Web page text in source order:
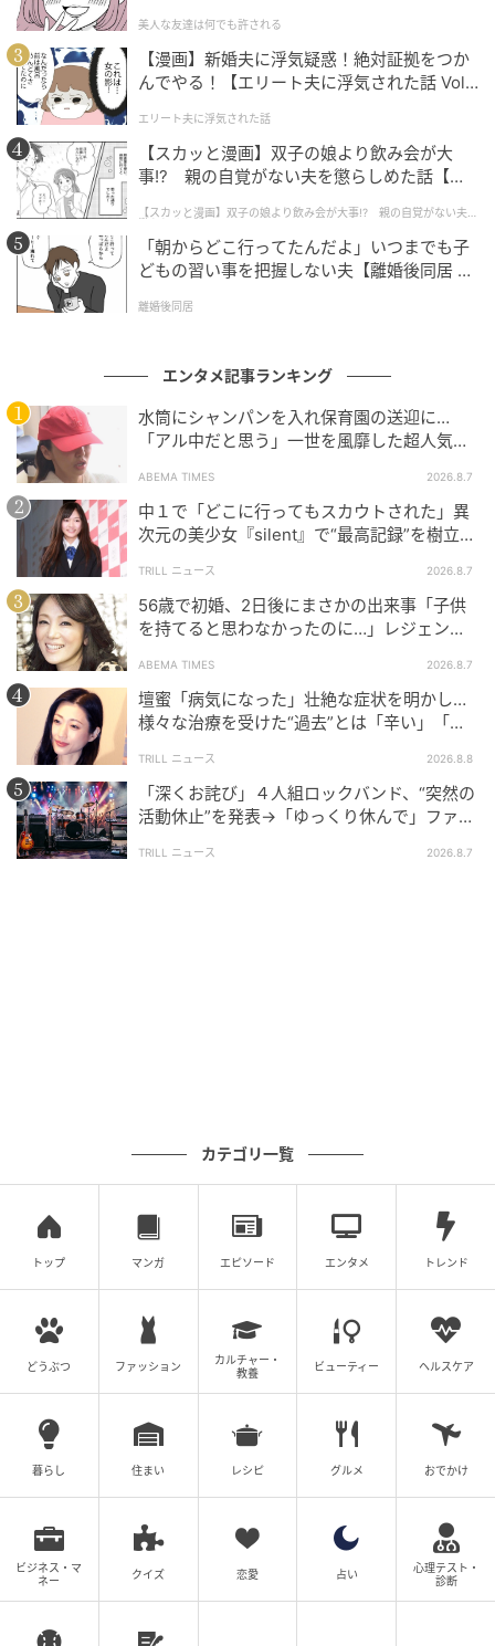
ゾンビ映画の新たなパラダイム、そしてマ・
ドンソク躍進の記念碑的傑作
「ゾンビ映画のパラダイムシフト」「泣けるゾンビ映
画」と絶賛され、韓国ゾンビ映画の金字塔として世界
中で熱狂を巻き起こした『新感染』。
時速300kmで爆走する列車内という極限状態で描かれ
る、圧倒的なスピード感と濃密な人間ドラマは、日本
異例の大ヒットを記録しました。
また本作は、
が、強靭な腕力と優しさあふれるキャラクターで、一
躍ブレイクを果たすきっかけとなった記念碑的作品で
す。
「完璧！ハラハラしっぱなし！傑作！その目で確かめ
て！」
ギレルモ・デル・トロ（映画監督 / 『シェイプ・オ
ブ・ウォーター』ほか）
「マジ、オススメ！絶対見るべき！」
ザ・デッド』ほか）
イーライ・ロス（映画監督 / 『グリーン・インフェル
ノ』ほか）
「史上最高！素晴らしい!!」
美人な友達は何でも許される
【漫画】新婚夫に浮気疑惑！絶対証拠をつか
んでやる！【エリート夫に浮気された話 Vol.
エリート夫に浮気された話
【スカッと漫画】双子の娘より飲み会が大
事!? 親の自覚がない夫を懲らしめた話【第1
【スカッと漫画】双子の娘より飲み会が大事!? 親の自覚がない夫を
懲らしめた話
「朝からどこ行ってたんだよ」いつまでも子
どもの習い事を把握しない夫【離婚後同居 Vo
離婚後同居
エンタメ記事ランキング
水筒にシャンパンを入れ保育園の送迎に…
「アル中だと思う」一世を風靡した超人気タ
ABEMA TIMES 2026.8.7
中１で「どこに行ってもスカウトされた」異
次元の美少女『silent』で“最高記録”を樹立し
TRILL ニュース 2026.8.7
56歳で初婚、2日後にまさかの出来事「子供
を持てると思わなかったのに…」レジェンド
ABEMA TIMES 2026.8.7
壇蜜「病気になった」壮絶な症状を明かし…
様々な治療を受けた“過去”とは「辛い」「苦
TRILL ニュース 2026.8.8
「深くお詫び」４人組ロックバンド、“突然の
活動休止”を発表→「ゆっくり休んで」ファン
TRILL ニュース 2026.8.7
カテゴリ一覧
トップ マンガ エピソード エンタメ トレンド
どうぶつ ファッション
カルチャー・
教養
ビューティー ヘルスケア
暮らし 住まい レシピ グルメ おでかけ
ビジネス・マ
ネー
クイズ 恋愛 占い
心理テスト・
診断